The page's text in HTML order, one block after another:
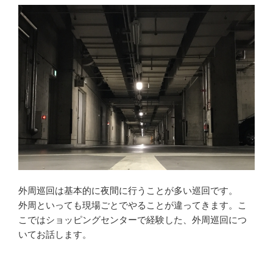
は
通
行
を
か
る
な”
の
外周巡回は基本的に夜間に行うことが多い巡回です。
外周といっても現場ごとでやることが違ってきます。こ
こではショッピングセンターで経験した、外周巡回につ
いてお話します。